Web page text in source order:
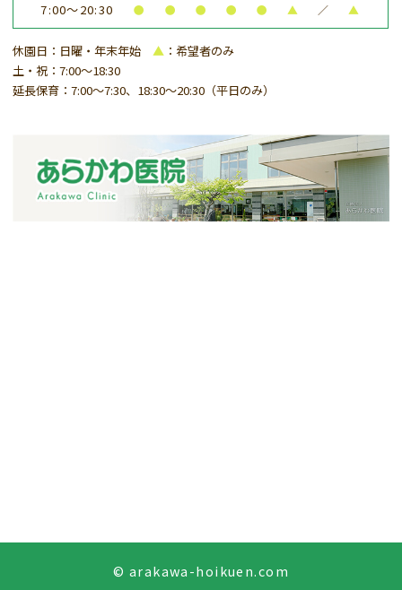
7:00～20:30
● ● ● ● ● ▲ ／ ▲
休園日：日曜・年末年始 ▲ ：希望者のみ
土・祝：7:00～18:30
延長保育：7:00～7:30、18:30～20:30（平日のみ）
© arakawa-hoikuen.com